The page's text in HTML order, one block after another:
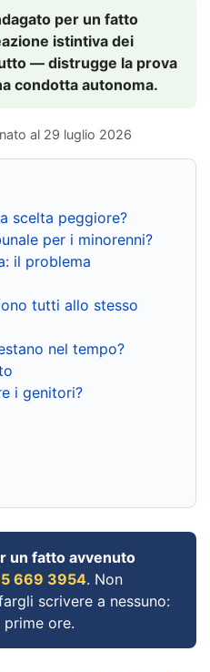
per un fatto
istintiva dei
— distrugge la prova
condotta autonoma.
al 29 luglio 2026
scelta peggiore?
per i minorenni?
il problema
tutti allo stesso
nel tempo?
i genitori?
un fatto avvenuto
669 3954. Non
scrivere a nessuno:
ore.